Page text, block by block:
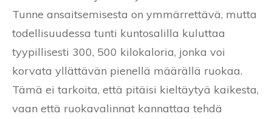
Tunne ansaitsemisesta on ymmärrettävä, mutta
todellisuudessa tunti kuntosalilla kuluttaa
tyypillisesti 300, 500 kilokaloria, jonka voi
korvata yllättävän pienellä määrällä ruokaa.
Tämä ei tarkoita, että pitäisi kieltäytyä kaikesta,
vaan että ruokavalinnat kannattaa tehdä